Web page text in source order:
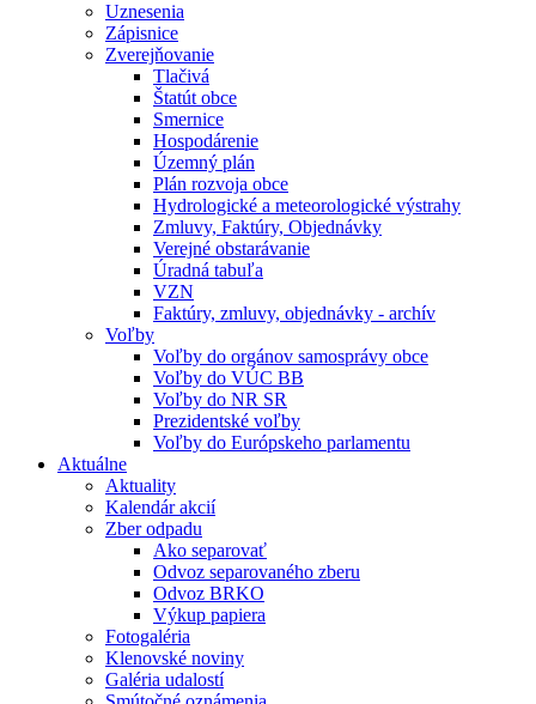
Uznesenia
Zápisnice
Zverejňovanie
Tlačivá
Štatút obce
Smernice
Hospodárenie
Územný plán
Plán rozvoja obce
Hydrologické a meteorologické výstrahy
Zmluvy, Faktúry, Objednávky
Verejné obstarávanie
Úradná tabuľa
VZN
Faktúry, zmluvy, objednávky - archív
Voľby
Voľby do orgánov samosprávy obce
Voľby do VÚC BB
Voľby do NR SR
Prezidentské voľby
Voľby do Európskeho parlamentu
Aktuálne
Aktuality
Kalendár akcií
Zber odpadu
Ako separovať
Odvoz separovaného zberu
Odvoz BRKO
Výkup papiera
Fotogaléria
Klenovské noviny
Galéria udalostí